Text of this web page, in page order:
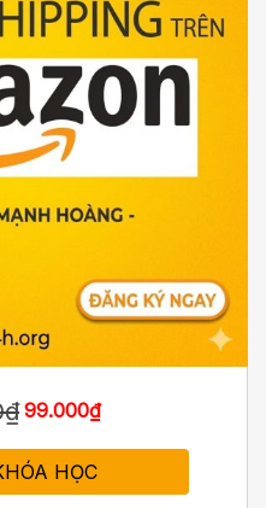
99.000₫
HỌC